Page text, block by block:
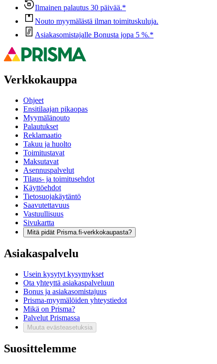
Ilmainen palautus 30 päivää.*
Nouto myymälästä ilman toimituskuluja.
Asiakasomistajalle Bonusta jopa 5 %.*
Verkkokauppa
Ohjeet
Ensitilaajan pikaopas
Myymälänouto
Palautukset
Reklamaatio
Takuu ja huolto
Toimitustavat
Maksutavat
Asennuspalvelut
Tilaus- ja toimitusehdot
Käyttöehdot
Tietosuojakäytäntö
Saavutettavuus
Vastuullisuus
Sivukartta
Mitä pidät Prisma.fi-verkkokaupasta?
Asiakaspalvelu
Usein kysytyt kysymykset
Ota yhteyttä asiakaspalveluun
Bonus ja asiakasomistajuus
Prisma-myymälöiden yhteystiedot
Mikä on Prisma?
Palvelut Prismassa
Muuta evästeasetuksia
Suosittelemme